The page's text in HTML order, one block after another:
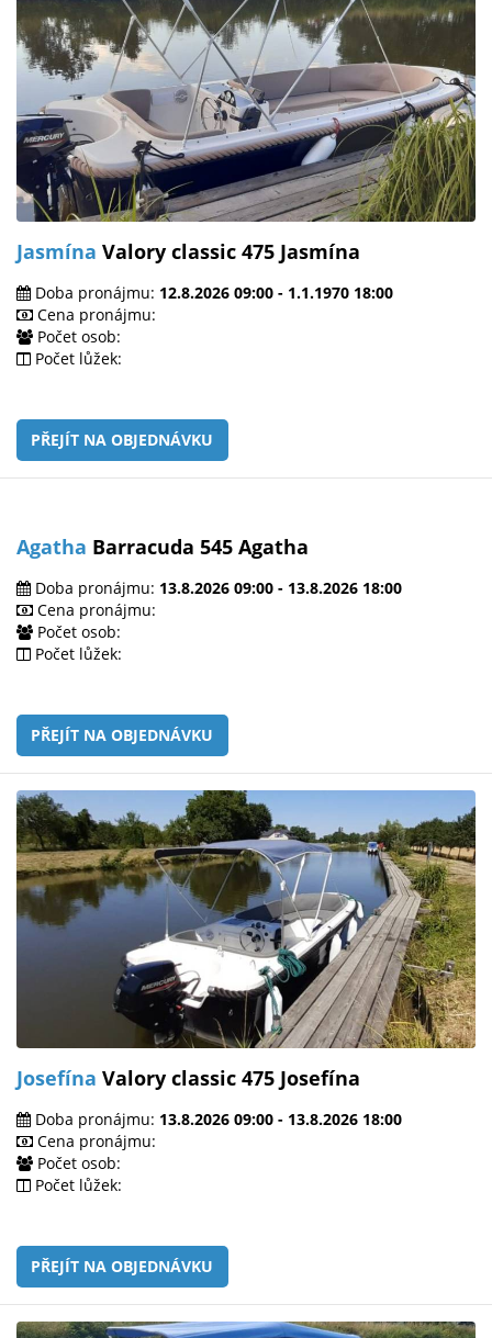
Jasmína Valory classic 475 Jasmína
Doba pronájmu: 12.8.2026 09:00 - 1.1.1970 18:00
Cena pronájmu:
Počet osob:
Počet lůžek:
PŘEJÍT NA OBJEDNÁVKU
Agatha Barracuda 545 Agatha
Doba pronájmu: 13.8.2026 09:00 - 13.8.2026 18:00
Cena pronájmu:
Počet osob:
Počet lůžek:
PŘEJÍT NA OBJEDNÁVKU
Josefína Valory classic 475 Josefína
Doba pronájmu: 13.8.2026 09:00 - 13.8.2026 18:00
Cena pronájmu:
Počet osob:
Počet lůžek:
PŘEJÍT NA OBJEDNÁVKU